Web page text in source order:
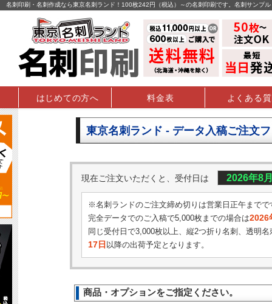
名刺印刷・名刺作成なら東京名刺ランド！100枚242円（税込）～の名刺印刷です。名刺サンプ
はじめての方へ 料金表 よくある
東京名刺ランド - データ入稿ご注文
現在ご注文いただくと、受付日は 2026年8
※名刺ランドのご注文締め切りは営業日正午までで
完全データでのご入稿で5,000枚までの場合は2026
同じ受付日で3,000枚以上、縦2つ折り名刺、透明名
17日 以降の出荷予定となります。
商品・オプションをご指定ください。